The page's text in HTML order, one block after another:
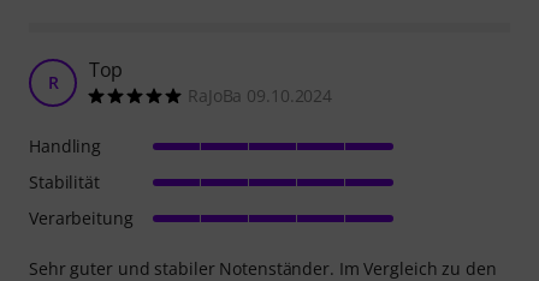
R Top
RaJoBa 09.10.2024
Sehr guter und stabiler Notenständer. Im Vergleich zu den
Handling
Stabilität
Verarbeitung